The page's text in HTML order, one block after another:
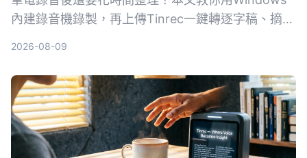
內建錄音機錄製，再上傳Tinrec一鍵轉逐字稿、摘要
2026-08-09